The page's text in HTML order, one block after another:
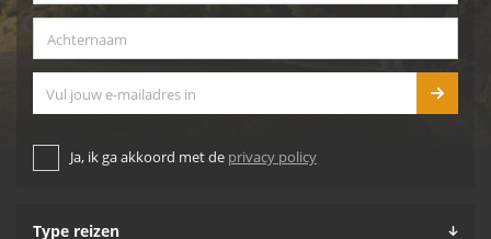
Ja, ik ga akkoord met de privacy policy
Type reizen